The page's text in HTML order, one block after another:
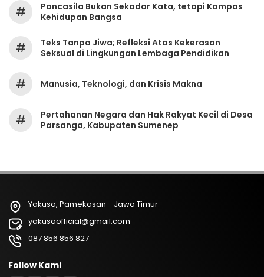
#
Pancasila Bukan Sekadar Kata, tetapi Kompas
Kehidupan Bangsa
#
Teks Tanpa Jiwa; Refleksi Atas Kekerasan
Seksual di Lingkungan Lembaga Pendidikan
# Manusia, Teknologi, dan Krisis Makna
#
Pertahanan Negara dan Hak Rakyat Kecil di Desa
Parsanga, Kabupaten Sumenep
Yakusa, Pamekasan - Jawa Timur
yakusaofficial@gmail.com
087 856 856 827
Follow Kami